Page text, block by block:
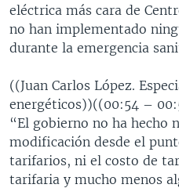
eléctrica más cara de
no han implementado
durante la emergencia
((Juan Carlos López.
energéticos))((00:54 –
“El gobierno no ha hecho
modificación desde el
tarifarios, ni el costo de
tarifaria y mucho menos